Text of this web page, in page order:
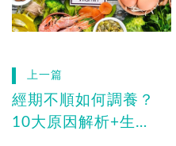
上一篇
經期不順如何調養？
10大原因解析+生活